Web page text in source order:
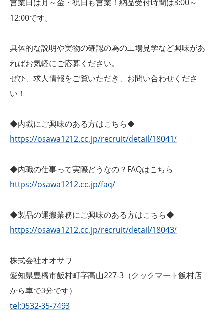
営業日は月～金・祝日も営業！納品受付時間は8:00～
12:00です。
具体的な説明や実物の確認の為の工場見学など興味があ
ればお気軽にご応募ください。
ぜひ、求人情報をご覧いただき、お問い合わせくださ
い！
◆内職にご興味のある方はこちら◆
https://osawa1212.co.jp/recruit/detail/18041/
◆内職の仕事って実際どうなの？FAQはこちら
https://osawa1212.co.jp/faq/
◆製品の運搬業務にご興味のある方はこちら◆
https://osawa1212.co.jp/recruit/detail/18043/
株式会社オオサワ
愛知県豊橋市飯村町字高山227-3（クックマート飯村店
から車で3分です）
tel:0532-35-7493